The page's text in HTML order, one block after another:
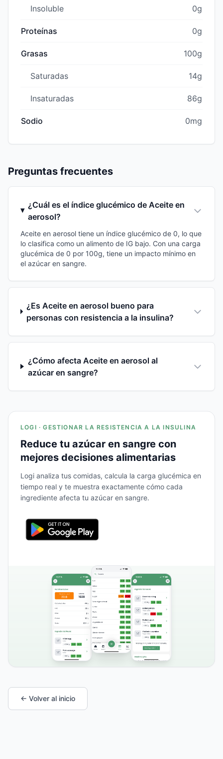
Insoluble 0g
Proteínas 0g
Grasas 100g
Saturadas 14g
Insaturadas 86g
Sodio 0mg
Preguntas frecuentes
¿Cuál es el índice glucémico de Aceite en
aerosol?
Aceite en aerosol tiene un índice glucémico de 0, lo que
lo clasifica como un alimento de IG bajo. Con una carga
glucémica de 0 por 100g, tiene un impacto mínimo en
el azúcar en sangre.
¿Es Aceite en aerosol bueno para
personas con resistencia a la insulina?
¿Cómo afecta Aceite en aerosol al
azúcar en sangre?
LOGI · GESTIONAR LA RESISTENCIA A LA INSULINA
Reduce tu azúcar en sangre con
mejores decisiones alimentarias
Logi analiza tus comidas, calcula la carga glucémica en
tiempo real y te muestra exactamente cómo cada
ingrediente afecta tu azúcar en sangre.
← Volver al inicio